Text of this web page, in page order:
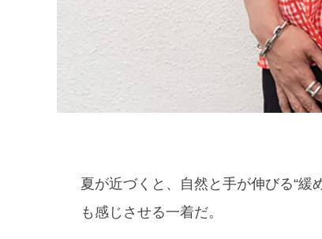
夏が近づくと、自然と手が伸びる“緩
も感じさせる一着だ。